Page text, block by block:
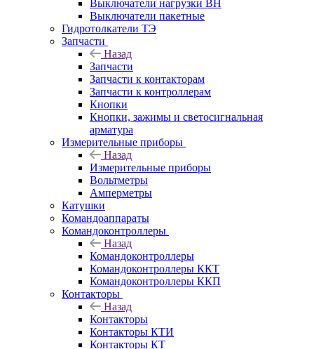
Выключатели нагрузки ВН
Выключатели пакетные
Гидротолкатели ТЭ
Запчасти
Назад
Запчасти
Запчасти к контакторам
Запчасти к контроллерам
Кнопки
Кнопки, зажимы и светосигнальная
арматура
Измерительные приборы
Назад
Измерительные приборы
Вольтметры
Амперметры
Катушки
Командоаппараты
Командоконтроллеры
Назад
Командоконтроллеры
Командоконтроллеры ККТ
Командоконтроллеры ККП
Контакторы
Назад
Контакторы
Контакторы КТИ
Контакторы КТ